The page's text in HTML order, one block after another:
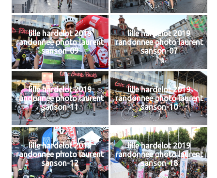
lille hardelot 2019
randonnee photo laurent
sanson-09
lille hardelot 2019
randonnee photo laurent
sanson-07
lille hardelot 2019
randonnee photo laurent
sanson-11
lille hardelot 2019
randonnee photo laurent
sanson-10
lille hardelot 2019
randonnee photo laurent
sanson-12
lille hardelot 2019
randonnee photo laurent
sanson-18